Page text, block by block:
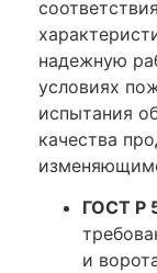
надежную
условиях
испытания
качества
ГОСТ Р
и